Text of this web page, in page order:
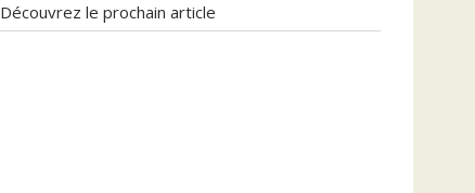
v
Découvrez le prochain article